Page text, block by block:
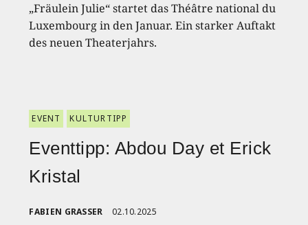
„Fräulein Julie“ startet das Théâtre national du
Luxembourg in den Januar. Ein starker Auftakt
des neuen Theaterjahrs.
EVENT KULTURTIPP
Eventtipp: Abdou Day et Erick
Kristal
FABIEN GRASSER 02.10.2025